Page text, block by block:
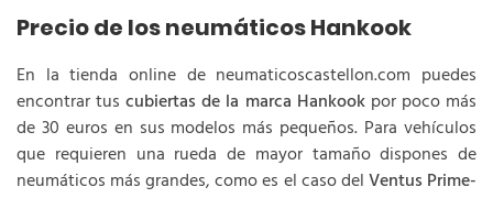
Precio de los neumáticos Hankook
En la tienda online de neumaticoscastellon.com puedes
encontrar tuscubiertas de la marca Hankookpor poco más
de 30 euros en sus modelos más pequeños. Para vehículos
que requieren una rueda de mayor tamaño dispones de
neumáticos más grandes, como es el caso delVentus Prime-